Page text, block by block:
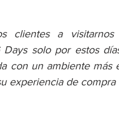
clientes a
solo por estos
con un ambiente más
experiencia de compra